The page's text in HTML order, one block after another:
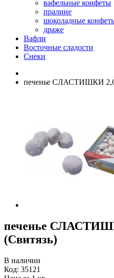
вафельные конфеты
пралине
шоколадные
драже
Вафли
Восточные сладости
Снеки
печенье СЛАСТИШКИ 2,0
печенье
(Свитязь)
В наличии
Код: 35121